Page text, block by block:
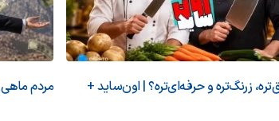
زرنگ‌تره و حرفه‌ای‌تره؟ | اون‌ساید +
مردم ماهی ۱۵ همت پول وی‌پی‌ان می‌دن! | تک‌تاک